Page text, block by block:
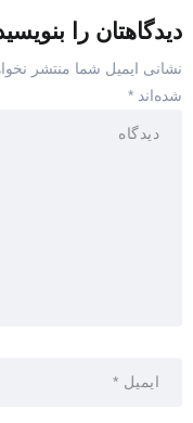
دیدگاهتان را
نشانی ایمیل شما منتشر
شده‌اند *